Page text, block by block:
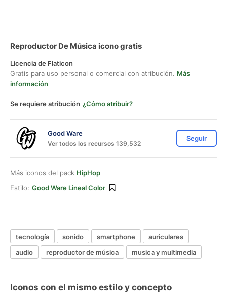
Reproductor De Música icono gratis
Licencia de Flaticon
Gratis para uso personal o comercial con atribución. Más
información
Se requiere atribución ¿Cómo atribuir?
Good Ware
Ver todos los recursos 139,532
Seguir
Más iconos del pack HipHop
Estilo: Good Ware Lineal Color
tecnología sonido smartphone
auriculares
audio
reproductor de música musica y multimedia
Iconos con el mismo estilo y concepto